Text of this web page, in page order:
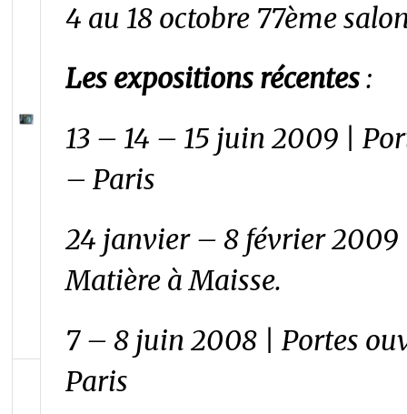
4 au 18 octobre 77ème
Les expositions récentes:
13 – 14 – 15 juin 2009 |
– Paris
24 janvier – 8 février 2009
Matière à Maisse.
7 – 8 juin 2008 | Portes
Paris